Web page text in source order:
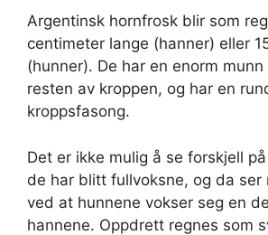
Argentinsk hornfrosk blir som
centimeter lange (hanner) eller
(hunner). De har en enorm
resten av kroppen, og har en
kroppsfasong.
Det er ikke mulig å se forskjell
de har blitt fullvoksne, og da ser
ved at hunnene vokser seg en
hannene. Oppdrett regnes som